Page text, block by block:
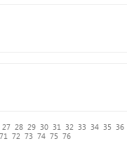
27 28 29 30 31 32 33 34 35 36
71 72 73 74 75 76